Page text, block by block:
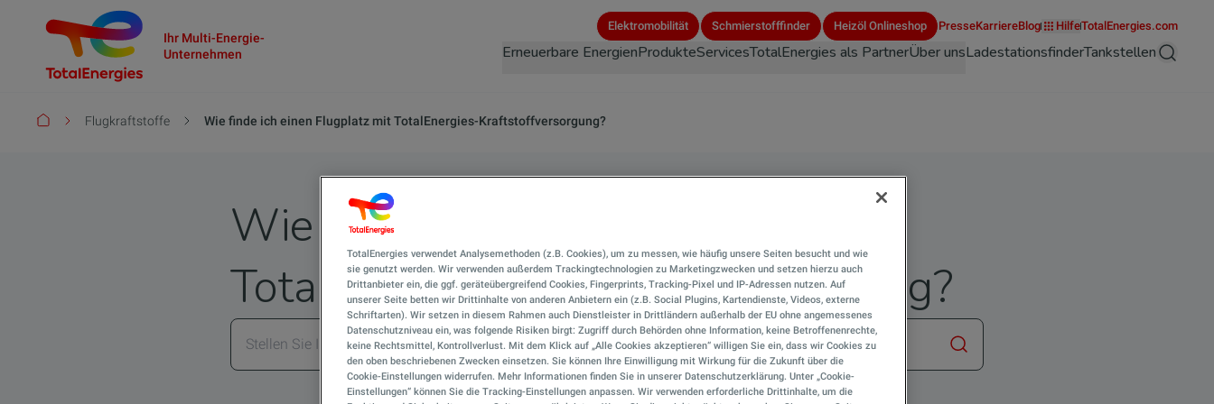
Direkt
zum
Ihr Multi-Energie-
Unternehmen
Erneuerbare EnergienProdukteServicesTotalEnergies als PartnerÜber unsLadestationsfinderTankstellen Suche
Elektromobilität Schmierstofffinder Heizöl Onlineshop PresseKarriereBlog HilfeTotalEnergies.com
Pfadnavigation
Flugkraftstoffe Wie finde ich einen Flugplatz mit TotalEnergies-Kraftstoffversorgung?
Wie finde ich einen Flugplatz mit
TotalEnergies-Kraftstoffversorgung?
Suche starten
TotalEnergies verwendet Analysemethoden (z.B. Cookies), um zu messen, wie häufig unsere Seiten besucht und wie
sie genutzt werden. Wir verwenden außerdem Trackingtechnologien zu Marketingzwecken und setzen hierzu auch
Drittanbieter ein, die ggf. geräteübergreifend Cookies, Fingerprints, Tracking-Pixel und IP-Adressen nutzen. Auf
unserer Seite betten wir Drittinhalte von anderen Anbietern ein (z.B. Social Plugins, Kartendienste, Videos, externe
Schriftarten). Wir setzen in diesem Rahmen auch Dienstleister in Drittländern außerhalb der EU ohne angemessenes
Datenschutzniveau ein, was folgende Risiken birgt: Zugriff durch Behörden ohne Information, keine Betroffenenrechte,
keine Rechtsmittel, Kontrollverlust. Mit dem Klick auf „Alle Cookies akzeptieren“ willigen Sie ein, dass wir Cookies zu
den oben beschriebenen Zwecken einsetzen. Sie können Ihre Einwilligung mit Wirkung für die Zukunft über die
Cookie-Einstellungen widerrufen. Mehr Informationen finden Sie in unserer Datenschutzerklärung. Unter „Cookie-
Einstellungen“ können Sie die Tracking-Einstellungen anpassen. Wir verwenden erforderliche Drittinhalte, um die